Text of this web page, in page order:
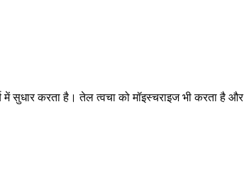
सुधार करता है। तेल त्वचा को मॉइस्चराइज भी करता है और